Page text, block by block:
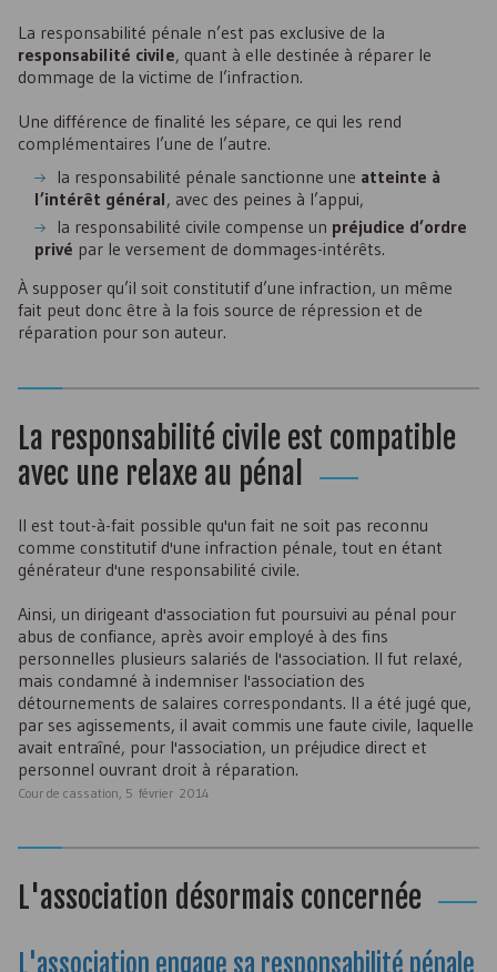
La responsabilité pénale n’est pas exclusive de la
responsabilité civile, quant à elle destinée à réparer le
dommage de la victime de l’infraction.
Une différence de finalité les sépare, ce qui les rend
complémentaires l’une de l’autre.
la responsabilité pénale sanctionne une atteinte à
l’intérêt général, avec des peines à l’appui,
la responsabilité civile compense un préjudice d’ordre
privé par le versement de dommages-intérêts.
À supposer qu’il soit constitutif d’une infraction, un même
fait peut donc être à la fois source de répression et de
réparation pour son auteur.
La responsabilité civile est compatible
avec une relaxe au pénal
Il est tout-à-fait possible qu'un fait ne soit pas reconnu
comme constitutif d'une infraction pénale, tout en étant
générateur d'une responsabilité civile.
Ainsi, un dirigeant d'association fut poursuivi au pénal pour
abus de confiance, après avoir employé à des fins
personnelles plusieurs salariés de l'association. Il fut relaxé,
mais condamné à indemniser l'association des
détournements de salaires correspondants. Il a été jugé que,
par ses agissements, il avait commis une faute civile, laquelle
avait entraîné, pour l'association, un préjudice direct et
personnel ouvrant droit à réparation.
Cour de cassation, 5 février 2014
L'association désormais concernée
L'association engage sa responsabilité pénale